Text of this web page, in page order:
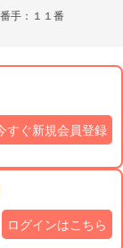
番手：１１番
すぐ新規会員登録
ログインはこちら